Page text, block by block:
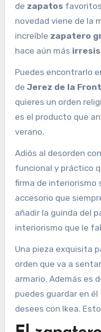
de zapatos
novedad viene de la
increíble zapatero
hace aún más
Puedes encontrarlo
de Jerez de la
quieres un orden
es el producto que
verano.
Adiós al desorden
funcional y práctico
firma de interiorismo
accesorio que
añadir la guinda del
interiorismo que le
Una pieza exquisita
orden que va a
armario. Además es
puedes guardar en
desees con Ikea.